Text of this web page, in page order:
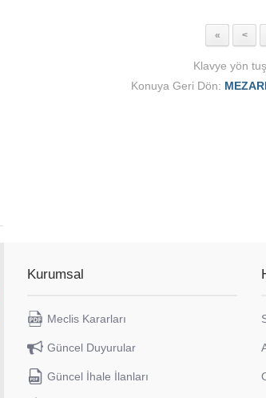
« <
Klavye yön
Konuya Geri Dön:
Kurumsal
Meclis Kararları
Güncel Duyurular
Güncel İhale İlanları